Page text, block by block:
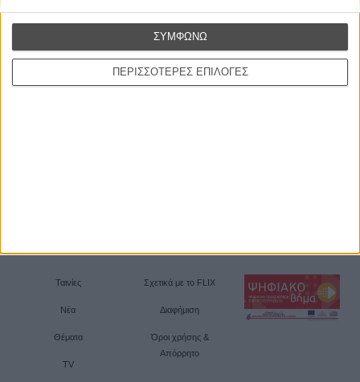
ΠΕΡΙΣΣΟΤΕΡΕΣ ΕΠΙΛΟΓΕΣ
ΣΥΜΦΩΝΩ
Ταινίες
Νέα
Θέματα
TV
Σχετικά με το FLIX
Διαφήμιση
Όροι χρήσης &
Απόρρητο